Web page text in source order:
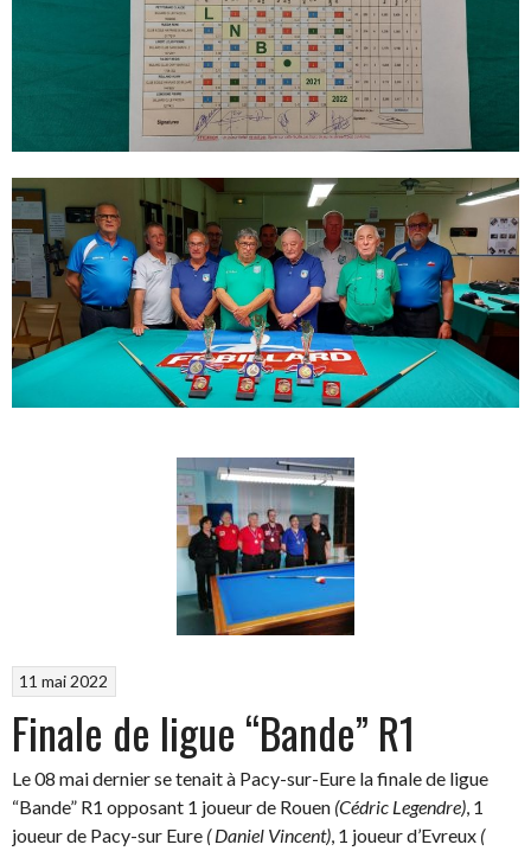
11 mai 2022
Finale de ligue “Bande” R1
Le 08 mai dernier se tenait à Pacy-sur-Eure la finale de ligue
“Bande” R1 opposant 1 joueur de Rouen (Cédric Legendre), 1
joueur de Pacy-sur Eure ( Daniel Vincent), 1 joueur d’Evreux (